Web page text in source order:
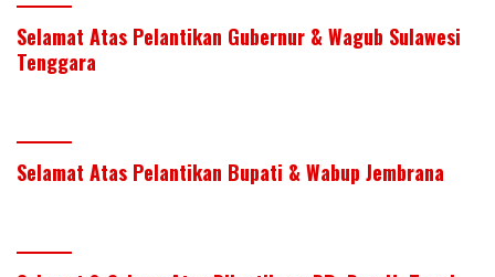
Selamat Atas Pelantikan Gubernur & Wagub Sulawesi
Tenggara
Selamat Atas Pelantikan Bupati & Wabup Jembrana